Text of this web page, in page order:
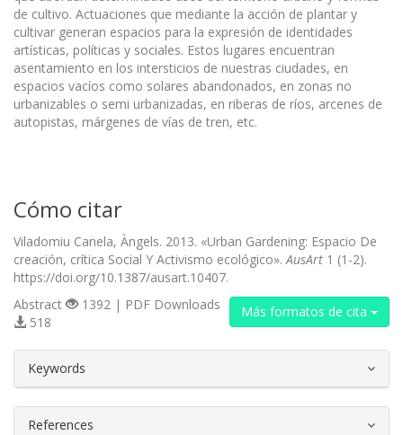
de cultivo. Actuaciones que mediante la acción de plantar y
cultivar generan espacios para la expresión de identidades
artísticas, políticas y sociales. Estos lugares encuentran
asentamiento en los intersticios de nuestras ciudades, en
espacios vacíos como solares abandonados, en zonas no
urbanizables o semi urbanizadas, en riberas de ríos, arcenes de
autopistas, márgenes de vías de tren, etc.
Cómo citar
Viladomiu Canela, Àngels. 2013. «Urban Gardening: Espacio De
creación, crítica Social Y Activismo ecológico».AusArt 1 (1-2).
https://doi.org/10.1387/ausart.10407.
Más formatos de cita
Abstract
1392 | PDF Downloads
518
Keywords
References